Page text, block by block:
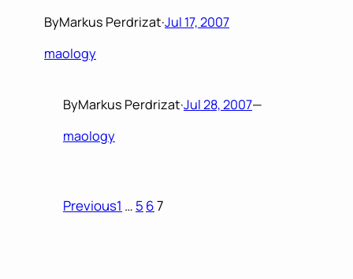
ByMarkus Perdrizat·Jul 17, 2007
maology
ByMarkus Perdrizat·Jul 28, 2007—
maology
Previous1 … 5 67